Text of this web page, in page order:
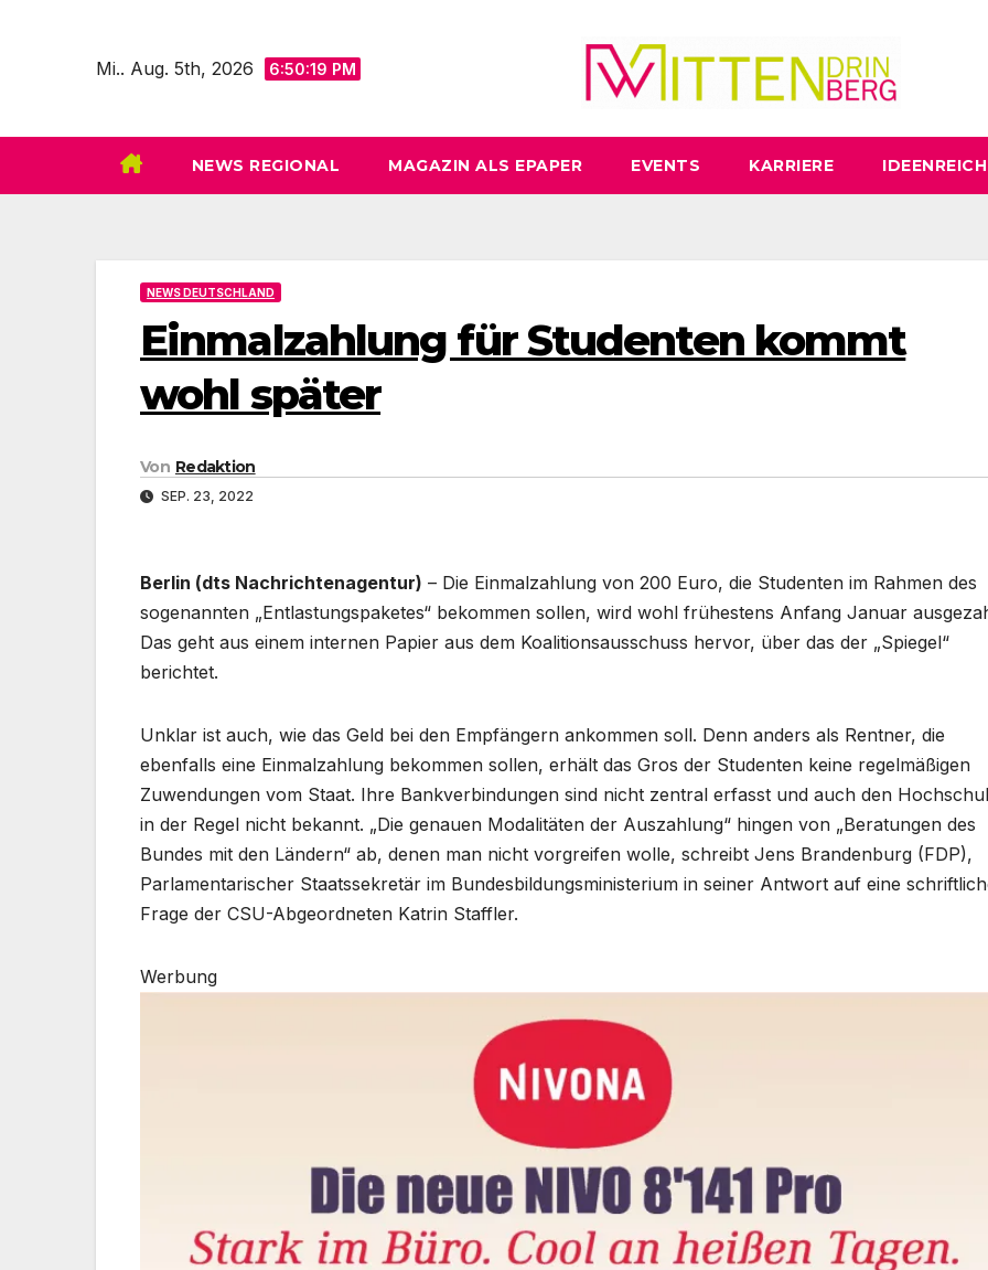
Mi.. Aug. 5th, 2026 6:50:20 PM
NEWS REGIONAL MAGAZIN ALS EPAPER EVENTS KARRIERE IDEENREICH
NEWS DEUTSCHLAND
Einmalzahlung für Studenten kommt
wohl später
Von Redaktion
SEP. 23, 2022
Berlin (dts Nachrichtenagentur) – Die Einmalzahlung von 200 Euro, die Studenten im Rahmen des
sogenannten „Entlastungspaketes“ bekommen sollen, wird wohl frühestens Anfang Januar
Das geht aus einem internen Papier aus dem Koalitionsausschuss hervor, über das der „Spiegel“
berichtet.
Unklar ist auch, wie das Geld bei den Empfängern ankommen soll. Denn anders als Rentner, die
ebenfalls eine Einmalzahlung bekommen sollen, erhält das Gros der Studenten keine regelmäßigen
Zuwendungen vom Staat. Ihre Bankverbindungen sind nicht zentral erfasst und auch den
in der Regel nicht bekannt. „Die genauen Modalitäten der Auszahlung“ hingen von „Beratungen des
Bundes mit den Ländern“ ab, denen man nicht vorgreifen wolle, schreibt Jens Brandenburg (FDP),
Parlamentarischer Staatssekretär im Bundesbildungsministerium in seiner Antwort auf eine
Frage der CSU-Abgeordneten Katrin Staffler.
Werbung